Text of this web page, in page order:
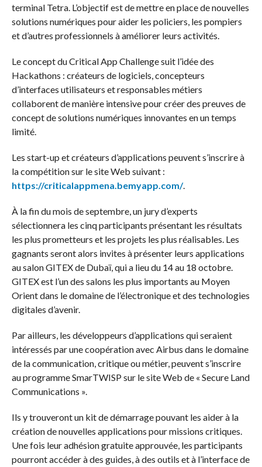
terminal Tetra. L’objectif est de mettre en place de nouvelles
solutions numériques pour aider les policiers, les pompiers
et d’autres professionnels à améliorer leurs activités.
Le concept du Critical App Challenge suit l’idée des
Hackathons : créateurs de logiciels, concepteurs
d’interfaces utilisateurs et responsables métiers
collaborent de manière intensive pour créer des preuves de
concept de solutions numériques innovantes en un temps
limité.
Les start-up et créateurs d’applications peuvent s’inscrire à
la compétition sur le site Web suivant :
https://criticalappmena.bemyapp.com/.
À la fin du mois de septembre, un jury d’experts
sélectionnera les cinq participants présentant les résultats
les plus prometteurs et les projets les plus réalisables. Les
gagnants seront alors invites à présenter leurs applications
au salon GITEX de Dubaï, qui a lieu du 14 au 18 octobre.
GITEX est l’un des salons les plus importants au Moyen
Orient dans le domaine de l’électronique et des technologies
digitales d’avenir.
Par ailleurs, les développeurs d’applications qui seraient
intéressés par une coopération avec Airbus dans le domaine
de la communication, critique ou métier, peuvent s’inscrire
au programme SmarTWISP sur le site Web de « Secure Land
Communications ».
Ils y trouveront un kit de démarrage pouvant les aider à la
création de nouvelles applications pour missions critiques.
Une fois leur adhésion gratuite approuvée, les participants
pourront accéder à des guides, à des outils et à l’interface de